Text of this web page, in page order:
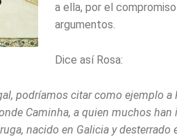
a ella, por el
argumentos.
Dice así Rosa:
podríamos citar como ejemplo a
Caminha, a quien muchos
nacido en Galicia y desterrado